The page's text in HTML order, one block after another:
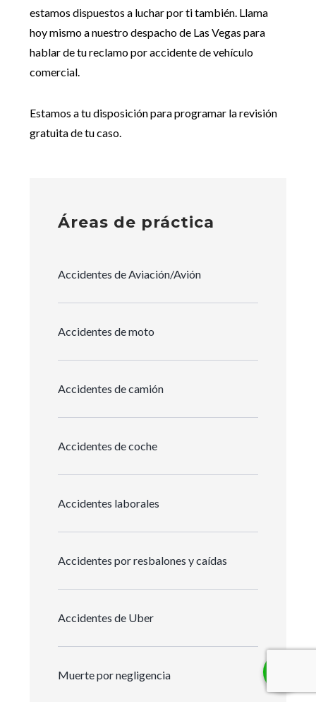
estamos dispuestos a luchar por ti también. Llama
hoy mismo a nuestro despacho de Las Vegas para
hablar de tu reclamo por accidente de vehículo
comercial.
Estamos a tu disposición para programar la revisión
gratuita de tu caso.
Áreas de práctica
Accidentes de Aviación/Avión
Accidentes de moto
Accidentes de camión
Accidentes de coche
Accidentes laborales
Accidentes por resbalones y caídas
Accidentes de Uber
Muerte por negligencia